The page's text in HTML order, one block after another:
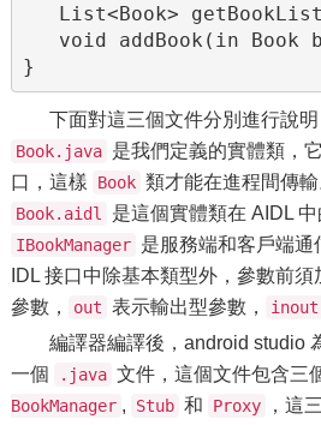
List<Book>
void addBook(in Book
}
下面對這三個文件分別進行說明
Book.java 是我們定義的實體類，
口，這樣
Book 類才能在進程間傳輸
Book.aidl 是這個實體類在 AIDL 中
IBookManager 是服務端和客戶端
IDL 接口中除基本類型外，參數前須
參數，
out 表示輸出型參數， inout
編譯器編譯後，android studio
一個
.java 文件，這個文件包含三
BookManager , Stub 和 Proxy
，這